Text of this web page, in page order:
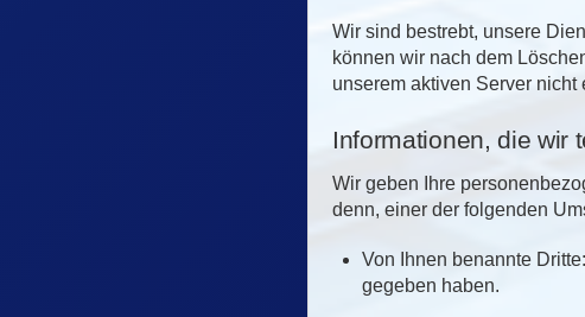
Wir sind bestrebt, unsere
können wir nach dem
unserem aktiven Server
Informationen, die wir
Wir geben Ihre
denn, einer der folgenden
Von Ihnen benannte
gegeben haben.